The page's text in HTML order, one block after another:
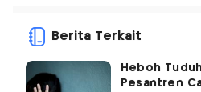
Berita Terkait
Heboh
Pesantren